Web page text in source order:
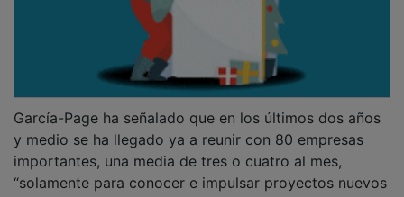
y medio se ha llegado ya a reunir con 80 empresas
importantes, una media de tres o cuatro al mes,
“solamente para conocer e impulsar proyectos nuevos
de mediana o de gran importancia”, ha reseñado,